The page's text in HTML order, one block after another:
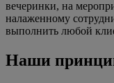
вечеринки, на
налаженному
выполнить любой
Наши